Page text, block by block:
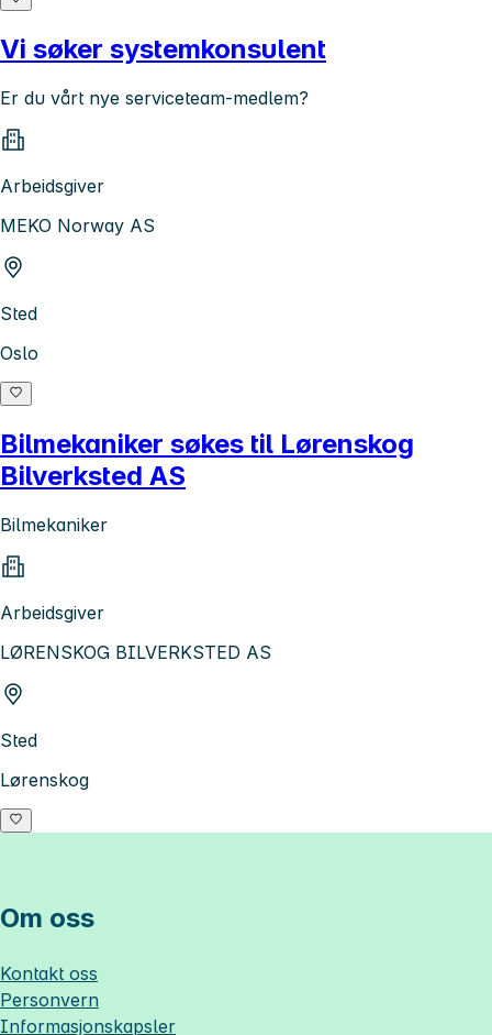
Vi søker systemkonsulent
Er du vårt nye serviceteam-medlem?
Arbeidsgiver
MEKO Norway AS
Sted
Oslo
Bilmekaniker søkes til Lørenskog
Bilverksted AS
Bilmekaniker
Arbeidsgiver
LØRENSKOG BILVERKSTED AS
Sted
Lørenskog
Om oss
Kontakt oss
Personvern
Informasjonskapsler